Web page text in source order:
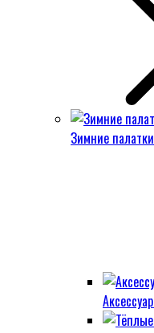
Зимние палатки